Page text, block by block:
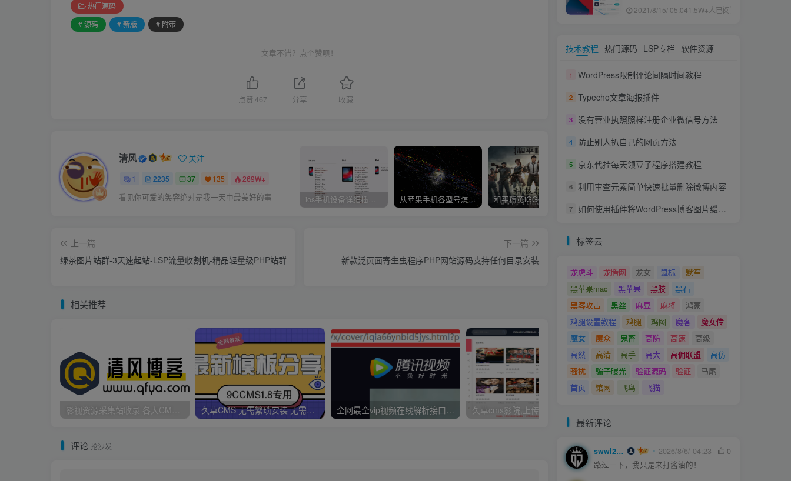
热门源码
# 源码
# 新版 # 附带
文章不错？点个赞呗！
点赞467 分享 收藏
清风 关注
1 2235 37 135 269W+
看见你可爱的笑容绝对是我一天中最美好的事 ios手机设备详细插件平刷教程 从苹果手机各型号怎么越狱到怎么开科技完整教程
上一篇
绿茶图片站群-3天速起站-LSP流量收割机-精品轻量级PHP站群
下一篇
新款泛页面寄生虫程序PHP网站源码支持任何目录安装
相关推荐
影视资源采集站收录 各大CMS采集资源站网址合集 久草CMS 无需繁琐安装 无需配置CK 无需手动更新 一分钟拥有30000视频资源 全网最全vip视频在线解析接口收藏分享
评论 抢沙发
2021/8/15/ 05:04 1.5W+人已阅读
技术教程 热门源码 LSP专栏 软件资源
1 WordPress限制评论间隔时间教程
2 Typecho文章海报插件
3 没有营业执照照样注册企业微信号方法
4 防止别人扒自己的网页方法
5 京东代挂每天领豆子程序搭建教程
6 利用审查元素简单快速批量删除微博内容
7 如何使用插件将WordPress博客图片缓存到阿里云OSS并开启数据库缓存加速
标签云
龙虎斗 龙腾网 龙女 鼠标
默笙
黑苹果mac
黑苹果 黑胶
黑石
黑客攻击
黑丝 麻豆 麻将
鸿蒙
鸡腿设置教程
鸡腿 鸡图 魔客
魔女传
魔女
魔众 鬼畜 高防 高速
高级
高然
高清 高手 高大 高佣联盟
高仿
骚扰
骗子曝光 验证源码 验证
马尾
首页
馆网 飞鸟 飞猫
最新评论
swwl2457 2026/8/6/ 04:23
0
路过一下，我只是来打酱油的！